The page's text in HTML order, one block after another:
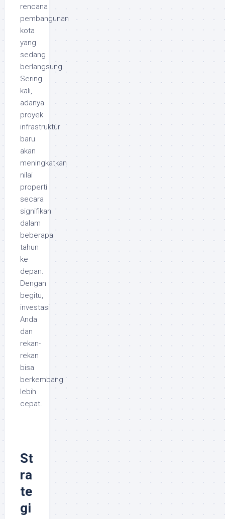
rencana
pembangunan
kota
yang
sedang
berlangsung.
Sering
kali,
adanya
proyek
infrastruktur
baru
akan
meningkatkan
nilai
properti
secara
signifikan
dalam
beberapa
tahun
ke
depan.
Dengan
begitu,
investasi
Anda
dan
rekan-
rekan
bisa
berkembang
lebih
cepat.
St
ra
te
gi